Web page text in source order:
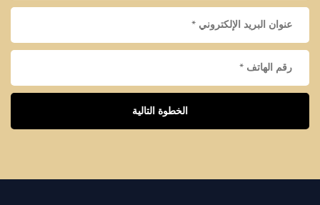
الخطوة التالية